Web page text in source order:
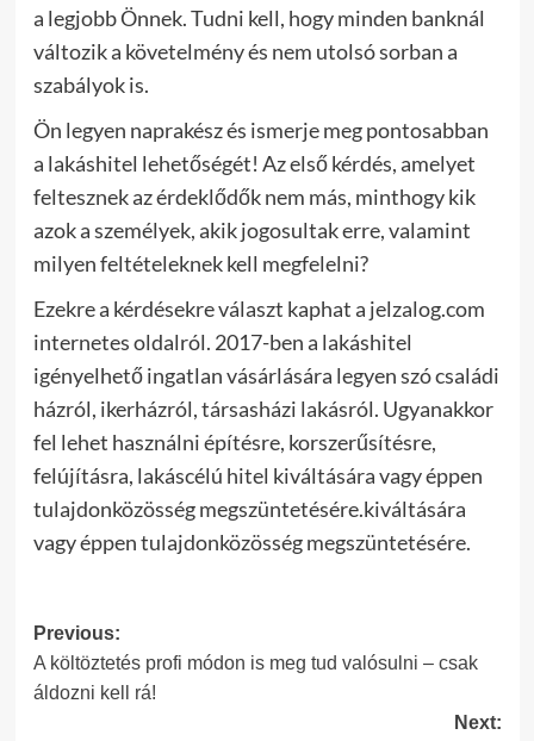
a legjobb Önnek. Tudni kell, hogy minden banknál
változik a követelmény és nem utolsó sorban a
szabályok is.
Ön legyen naprakész és ismerje meg pontosabban
a lakáshitel lehetőségét! Az első kérdés, amelyet
feltesznek az érdeklődők nem más, minthogy kik
azok a személyek, akik jogosultak erre, valamint
milyen feltételeknek kell megfelelni?
Ezekre a kérdésekre választ kaphat a jelzalog.com
internetes oldalról. 2017-ben a lakáshitel
igényelhető ingatlan vásárlására legyen szó családi
házról, ikerházról, társasházi lakásról. Ugyanakkor
fel lehet használni építésre, korszerűsítésre,
felújításra, lakáscélú hitel kiváltására vagy éppen
tulajdonközösség megszüntetésére.kiváltására
vagy éppen tulajdonközösség megszüntetésére.
Post
navigation
Previous:
A költöztetés profi módon is meg tud valósulni – csak
áldozni kell rá!
Next: